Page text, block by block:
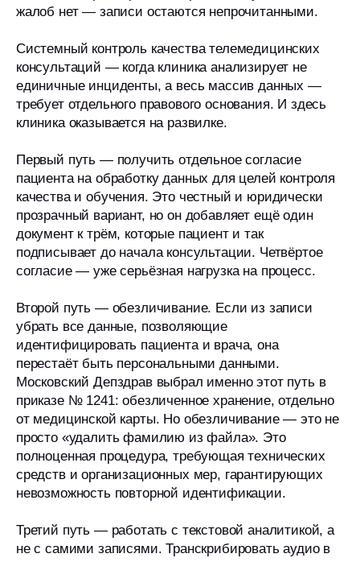
жалоб нет — записи остаются непрочитанными.
Системный контроль качества телемедицинских
консультаций — когда клиника анализирует не
единичные инциденты, а весь массив данных —
требует отдельного правового основания. И здесь
клиника оказывается на развилке.
Первый путь — получить отдельное согласие
пациента на обработку данных для целей контроля
качества и обучения. Это честный и юридически
прозрачный вариант, но он добавляет ещё один
документ к трём, которые пациент и так
подписывает до начала консультации. Четвёртое
согласие — уже серьёзная нагрузка на процесс.
Второй путь — обезличивание. Если из записи
убрать все данные, позволяющие
идентифицировать пациента и врача, она
перестаёт быть персональными данными.
Московский Депздрав выбрал именно этот путь в
приказе № 1241: обезличенное хранение, отдельно
от медицинской карты. Но обезличивание — это не
просто «удалить фамилию из файла». Это
полноценная процедура, требующая технических
средств и организационных мер, гарантирующих
невозможность повторной идентификации.
Третий путь — работать с текстовой аналитикой, а
не с самими записями. Транскрибировать аудио в